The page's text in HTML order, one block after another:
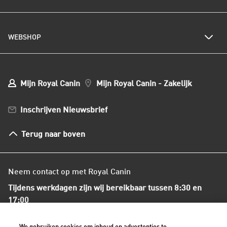
Mijn Royal Canin Mijn Royal Canin - Zakelijk
Inschrijven Nieuwsbrief
Terug naar boven
Populaire kattennamen
Populaire hondennamen
Kwaliteit en voedselveiligheid
WEBSHOP
Mijn Bestellingen
Mijn Club verzendingen
Verzenden
Algemene voorwaarden
Neem contact op met Royal Canin
Tijdens werkdagen zijn wij bereikbaar tussen 8:30 en
17:00
+31(0)413-318418